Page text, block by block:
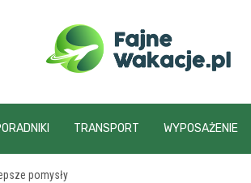
fajnewakacje.pl
TRANSPORT WYPOSAŻENIE
pomysły